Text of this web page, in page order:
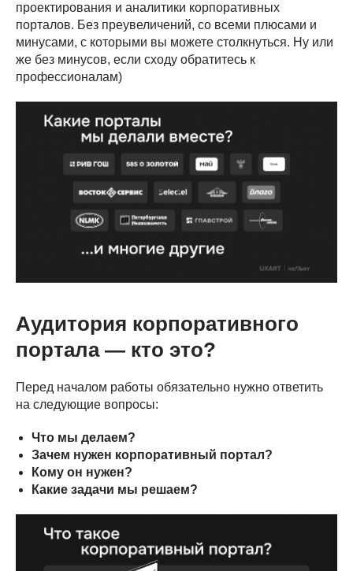
проектирования и аналитики корпоративных
порталов. Без преувеличений, со всеми плюсами и
минусами, с которыми вы можете столкнуться. Ну или
же без минусов, если сходу обратитесь к
профессионалам)
Аудитория корпоративного
портала — кто это?
Перед началом работы обязательно нужно ответить
на следующие вопросы:
Что мы делаем?
Зачем нужен корпоративный портал?
Кому он нужен?
Какие задачи мы решаем?